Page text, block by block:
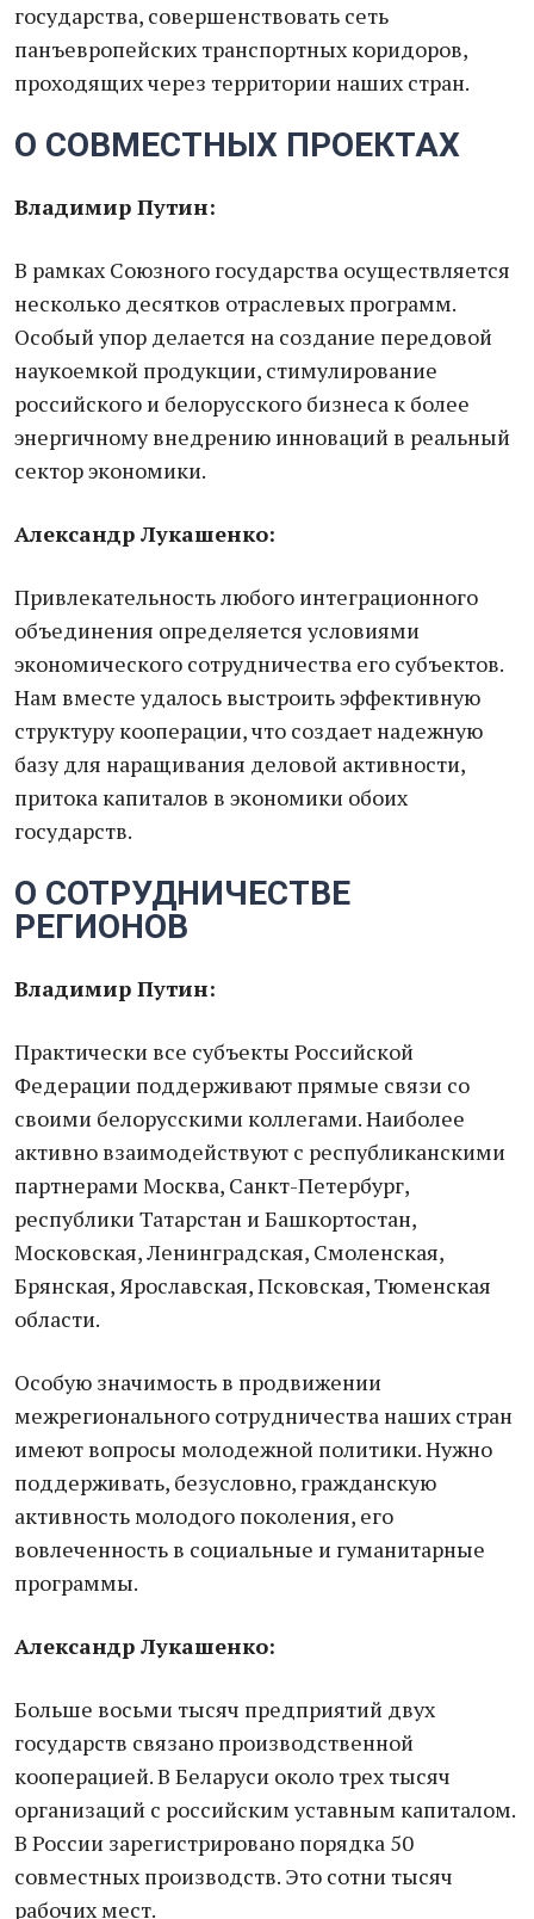
государства, совершенствовать сеть
панъевропейских транспортных коридоров,
проходящих через территории наших стран.
О СОВМЕСТНЫХ ПРОЕКТАХ
Владимир Путин:
В рамках Союзного государства осуществляется
несколько десятков отраслевых программ.
Особый упор делается на создание передовой
наукоемкой продукции, стимулирование
российского и белорусского бизнеса к более
энергичному внедрению инноваций в реальный
сектор экономики.
Александр Лукашенко:
Привлекательность любого интеграционного
объединения определяется условиями
экономического сотрудничества его субъектов.
Нам вместе удалось выстроить эффективную
структуру кооперации, что создает надежную
базу для наращивания деловой активности,
притока капиталов в экономики обоих
государств.
О СОТРУДНИЧЕСТВЕ
РЕГИОНОВ
Владимир Путин:
Практически все субъекты Российской
Федерации поддерживают прямые связи со
своими белорусскими коллегами. Наиболее
активно взаимодействуют с республиканскими
партнерами Москва, Санкт-Петербург,
республики Татарстан и Башкортостан,
Московская, Ленинградская, Смоленская,
Брянская, Ярославская, Псковская, Тюменская
области.
Особую значимость в продвижении
межрегионального сотрудничества наших стран
имеют вопросы молодежной политики. Нужно
поддерживать, безусловно, гражданскую
активность молодого поколения, его
вовлеченность в социальные и гуманитарные
программы.
Александр Лукашенко:
Больше восьми тысяч предприятий двух
государств связано производственной
кооперацией. В Беларуси около трех тысяч
организаций с российским уставным капиталом.
В России зарегистрировано порядка 50
совместных производств. Это сотни тысяч
рабочих мест.